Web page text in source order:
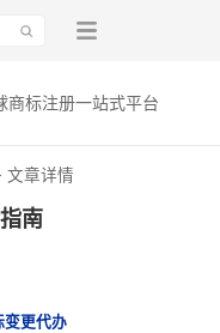
商标注册一站式平台
文章详情
南
变更代办